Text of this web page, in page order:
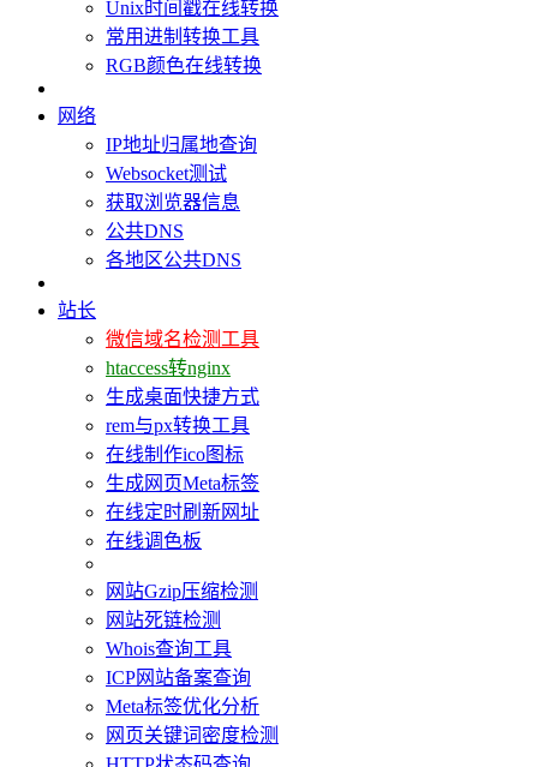
Unix时间戳在线转换
常用进制转换工具
RGB颜色在线转换
网络
IP地址归属地查询
Websocket测试
获取浏览器信息
公共DNS
各地区公共DNS
站长
微信域名检测工具
htaccess转nginx
生成桌面快捷方式
rem与px转换工具
在线制作ico图标
生成网页Meta标签
在线定时刷新网址
在线调色板
网站Gzip压缩检测
网站死链检测
Whois查询工具
ICP网站备案查询
Meta标签优化分析
网页关键词密度检测